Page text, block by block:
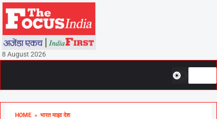
8 August 2026
HOME » भारत माझा देश